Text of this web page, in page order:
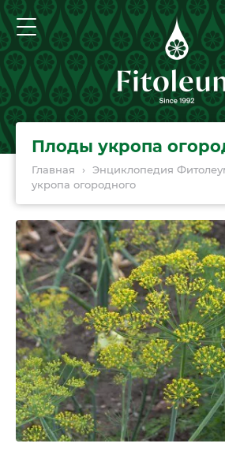
Главная › Энциклопедия
укропа огородного
Плоды укропа